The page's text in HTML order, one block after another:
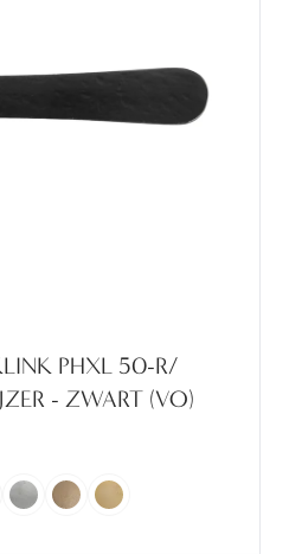
PHXL 50-R/
- ZWART (VO)